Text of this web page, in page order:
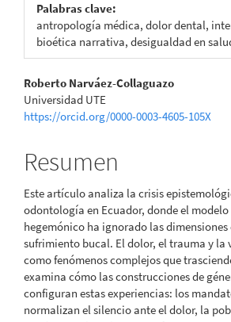
Palabras clave:
antropología médica, dolor dental,
bioética narrativa, desigualdad en
Contenido
principal
artículo
Roberto Narváez-Collaguazo
Universidad UTE
https://orcid.org/0000-0003-4605-105X
Resumen
Este artículo analiza la crisis
odontología en Ecuador, donde el
hegemónico ha ignorado las
sufrimiento bucal. El dolor, el trauma y la
como fenómenos complejos que
examina cómo las construcciones de
configuran estas experiencias: los
normalizan el silencio ante el dolor, la